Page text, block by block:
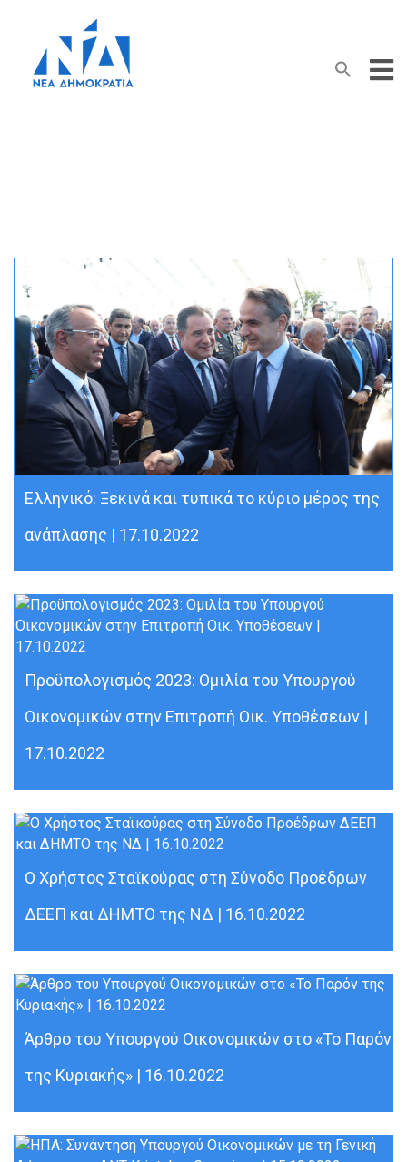
Search
for:
Search Button
Ελληνικό: Ξεκινά και τυπικά το κύριο μέρος της
ανάπλασης | 17.10.2022
Προϋπολογισμός 2023: Ομιλία του Υπουργού
Οικονομικών στην Επιτροπή Οικ. Υποθέσεων |
17.10.2022
Ο Χρήστος Σταϊκούρας στη Σύνοδο Προέδρων
ΔΕΕΠ και ΔΗΜΤΟ της ΝΔ | 16.10.2022
Άρθρο του Υπουργού Οικονομικών στο «Το Παρόν
της Κυριακής» | 16.10.2022